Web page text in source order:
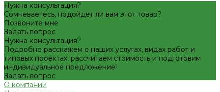
Нужна консультация?
Сомневаетесь, подойдет ли вам этот товар?
Позвоните мне
Задать вопрос
Нужна консультация?
Подробно расскажем о наших услугах, видах работ и
типовых проектах, рассчитаем стоимость и подготовим
индивидуальное предложение!
Задать вопрос
О компании